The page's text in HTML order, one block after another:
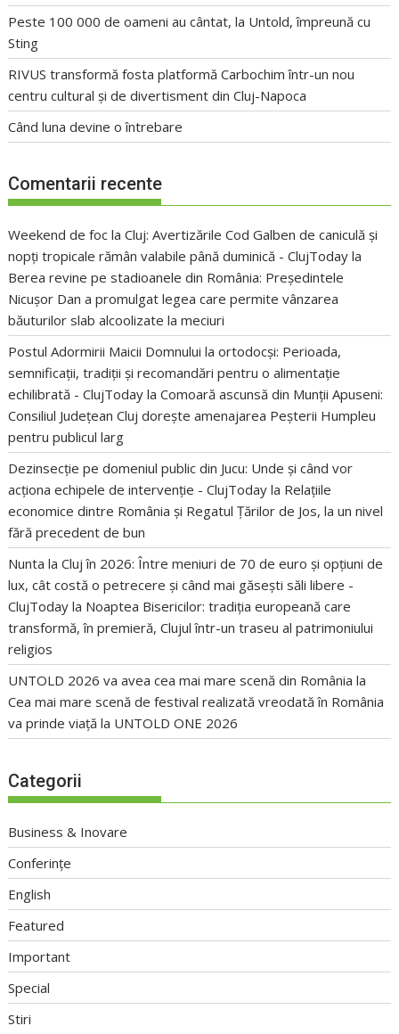
Peste 100 000 de oameni au cântat, la Untold, împreună cu
Sting
RIVUS transformă fosta platformă Carbochim într-un nou
centru cultural și de divertisment din Cluj-Napoca
Când luna devine o întrebare
Comentarii recente
Weekend de foc la Cluj: Avertizările Cod Galben de caniculă și
nopți tropicale rămân valabile până duminică - ClujToday la
Berea revine pe stadioanele din România: Președintele
Nicușor Dan a promulgat legea care permite vânzarea
băuturilor slab alcoolizate la meciuri
Postul Adormirii Maicii Domnului la ortodocși: Perioada,
semnificații, tradiții și recomandări pentru o alimentație
echilibrată - ClujToday laComoară ascunsă din Munții Apuseni:
Consiliul Județean Cluj dorește amenajarea Peșterii Humpleu
pentru publicul larg
Dezinsecție pe domeniul public din Jucu: Unde și când vor
acționa echipele de intervenție - ClujToday la Relațiile
economice dintre România și Regatul Țărilor de Jos, la un nivel
fără precedent de bun
Nunta la Cluj în 2026: Între meniuri de 70 de euro și opțiuni de
lux, cât costă o petrecere și când mai găsești săli libere -
ClujToday la Noaptea Bisericilor: tradiția europeană care
transformă, în premieră, Clujul într-un traseu al patrimoniului
religios
UNTOLD 2026 va avea cea mai mare scenă din România la
Cea mai mare scenă de festival realizată vreodată în România
va prinde viață la UNTOLD ONE 2026
Categorii
Business & Inovare
Conferințe
English
Featured
Important
Special
Stiri